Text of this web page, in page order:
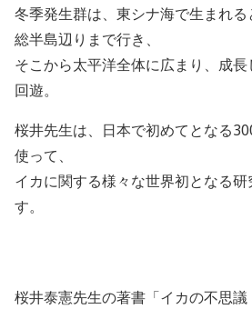
冬季発生群は、東シナ海で生まれ
総半島辺りまで行き、
そこから太平洋全体に広まり、成
回遊。
桜井先生は、日本で初めてとなる
使って、
イカに関する様々な世界初となる研
す。
桜井泰憲先生の著書「イカの不思